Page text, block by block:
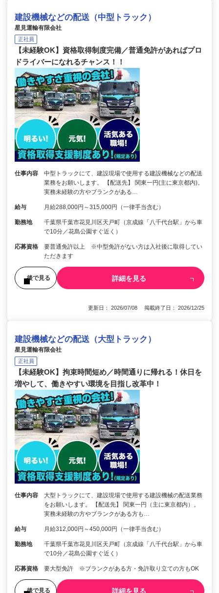
建設機械などの配送（中型トラック）
星見運輸有限会社
正社員
【未経験OK】資格取得制度完備／普通免許があればプロ
ドライバーになれるチャンス！！
仕事内容
中型トラックにて、建設現場で使用する建設機械などの配送
業務をお願いします。 【配送先】 関東一円(主に東京都内)。
実務未経験の方やブランクがある…
給与 月給288,000円～315,000円（一律手当含む）
勤務地
千葉県千葉市花見川区天戸町（京成線「八千代台駅」から車
で10分／花島公園すぐ近く）
応募資格
要普通免許以上 ※中型免許がない方は入社後に取得してい
ただきます
後で見る 詳細を見る
更新日： 2026/07/08 掲載終了日： 2026/12/25
建設機械などの配送（大型トラック）
星見運輸有限会社
正社員
【未経験OK】拘束時間短め／時間通りに帰れる！休日を
増やして、働きやすい環境を目指し改革中！
仕事内容
大型トラックにて、建設現場で使用する建設機械の配送業務
をお願いします。 【配送先】 関東一円（主に東京都内）。
実務未経験の方やブランクがある方も…
給与 月給312,000円～450,000円（一律手当含む）
勤務地
千葉県千葉市花見川区天戸町（京成線「八千代台駅」から車
で10分／花島公園すぐ近く）
応募資格 要大型免許 ※ブランクがある方・免許取り立ての方もOK
後で見る 詳細を見る